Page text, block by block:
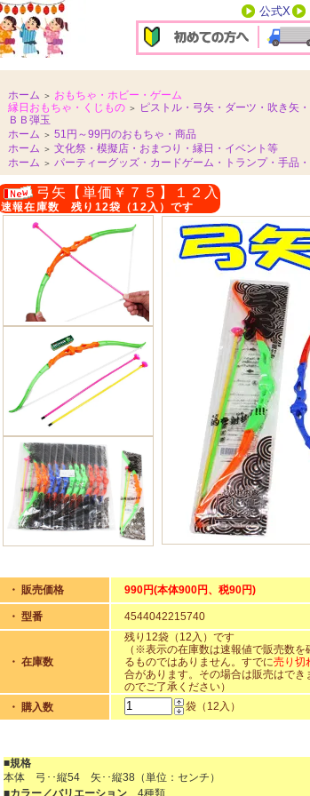
公式X
ホーム ＞ おもちゃ・ホビー・ゲーム
縁日おもちゃ・くじもの ＞
ピストル・弓矢・ダーツ・吹き矢
ＢＢ弾玉
ホーム ＞ 51円～99円のおもちゃ・商品
ホーム ＞ 文化祭・模擬店・おまつり・縁日・イベント等
ホーム ＞ パーティーグッズ・カードゲーム・トランプ・手品
弓矢【単価￥７５】１２入
速報在庫数 残り12袋（12入）です
・ 販売価格 990円(本体900円、税90円)
・ 型番 4544042215740
・ 在庫数
残り12袋（12入）です
（※表示の在庫数は速報値で販売数を
るものではありません。すでに売り切
合があります。その場合は販売はでき
のでご了承ください）
・ 購入数
袋（12入）
■規格
本体 弓･･縦54 矢･･縦38（単位：センチ）
■カラー／バリエーション 4種類